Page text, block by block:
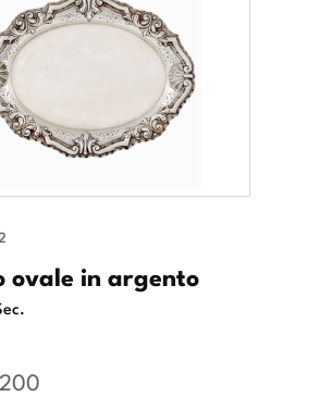
ovale in argento